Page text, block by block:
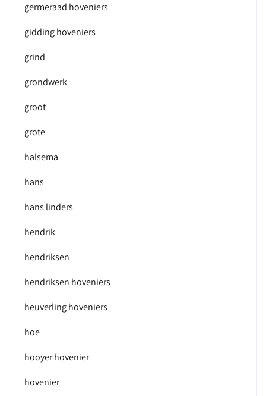
germeraad hoveniers
gidding hoveniers
grind
grondwerk
groot
grote
halsema
hans
hans linders
hendrik
hendriksen
hendriksen hoveniers
heuverling hoveniers
hoe
hooyer hovenier
hovenier